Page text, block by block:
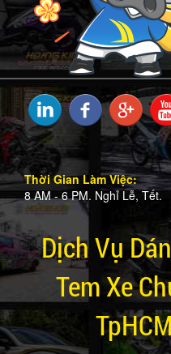
Thời Gian Làm Việc:
8 AM - 6 PM. Nghỉ Lễ, Tết.
Dịch Vụ
Tem Xe